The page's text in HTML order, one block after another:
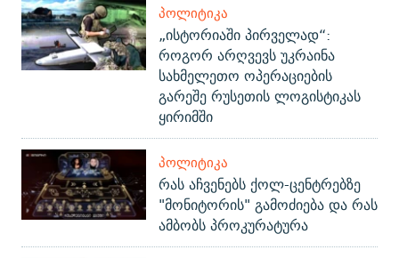
ᲞᲝᲚᲘᲢᲘᲙᲐ
„ისტორიაში პირველად“:
როგორ არღვევს უკრაინა
სახმელეთო ოპერაციების
გარეშე რუსეთის ლოგისტიკას
ყირიმში
ᲞᲝᲚᲘᲢᲘᲙᲐ
რას აჩვენებს ქოლ-ცენტრებზე
"მონიტორის" გამოძიება და რას
ამბობს პროკურატურა